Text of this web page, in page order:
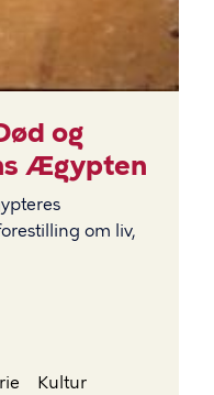
og
Ægypten
om liv,
Kultur